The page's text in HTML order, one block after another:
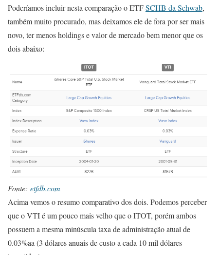
Poderíamos incluir nesta comparação o ETFSCHB da Schwab,
também muito procurado, mas deixamos ele de fora por ser mais
novo, ter menos holdings e valor de mercado bem menor que os
dois abaixo:
Fonte: etfdb.com
Acima vemos o resumo comparativo dos dois. Podemos perceber
que o VTI é um pouco mais velho que o ITOT, porém ambos
possuem a mesma minúscula taxa de administração atual de
0.03%aa (3 dólares anuais de custo a cada 10 mil dólares